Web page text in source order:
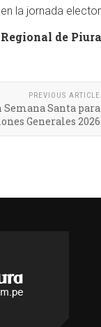
la jornada
de Piura
PREVIOUS ARTICLE
Santa para
Generales 2026